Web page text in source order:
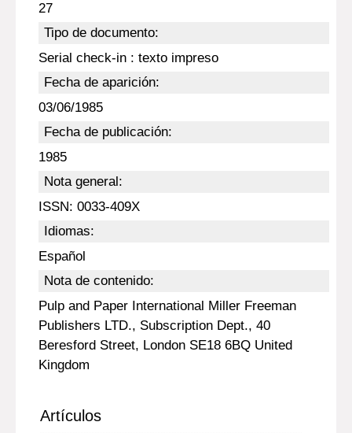
27
Tipo de documento:
Serial check-in : texto impreso
Fecha de aparición:
03/06/1985
Fecha de publicación:
1985
Nota general:
ISSN: 0033-409X
Idiomas:
Español
Nota de contenido:
Pulp and Paper International Miller Freeman
Publishers LTD., Subscription Dept., 40
Beresford Street, London SE18 6BQ United
Kingdom
Artículos